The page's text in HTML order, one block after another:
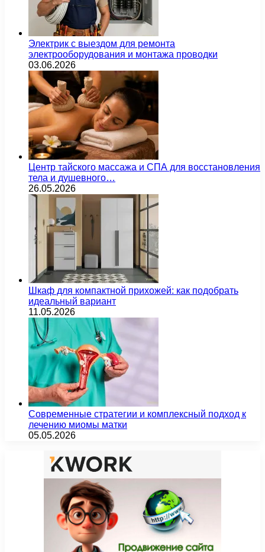
Электрик с выездом для ремонта
электрооборудования и монтажа проводки
03.06.2026
Центр тайского массажа и СПА для восстановления
тела и душевного…
26.05.2026
Шкаф для компактной прихожей: как подобрать
идеальный вариант
11.05.2026
Современные стратегии и комплексный подход к
лечению миомы матки
05.05.2026